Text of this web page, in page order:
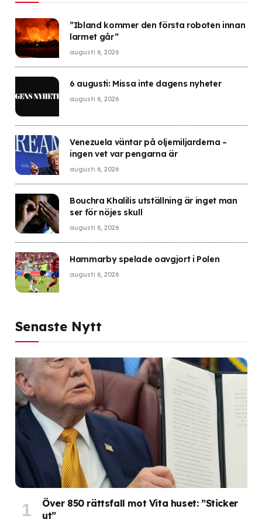
”Ibland kommer den första roboten innan
larmet går”
augusti 6, 2026
6 augusti: Missa inte dagens nyheter
augusti 6, 2026
Venezuela väntar på oljemiljarderna –
ingen vet var pengarna är
augusti 6, 2026
Bouchra Khalilis utställning är inget man
ser för nöjes skull
augusti 6, 2026
Hammarby spelade oavgjort i Polen
augusti 6, 2026
Senaste Nytt
Över 850 rättsfall mot Vita huset: ”Sticker
ut”